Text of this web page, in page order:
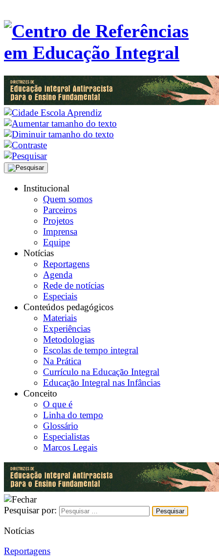
Institucional
Quem somos
Parceiros
Projetos
Imprensa
Equipe
Notícias
Reportagens
Agenda
Rede de notícias
Especiais
Conteúdos pedagógicos
Materiais
Experiências
Metodologias
Escolas de tempo integral
Na Prática
Currículo na Educação Integral
Educação Integral nas Infâncias
Conceito
O que é
Linha do tempo
Glossário
Especialistas
Marcos Legais
Pesquisar por:
Notícias
Reportagens